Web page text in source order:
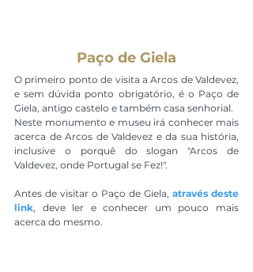
Paço de Giela
O primeiro ponto de visita a Arcos de Valdevez,
e sem dúvida ponto obrigatório, é o Paço de
Giela, antigo castelo e também casa senhorial.
Neste monumento e museu irá conhecer mais
acerca de Arcos de Valdevez e da sua história,
inclusive o porquê do slogan "Arcos de
Valdevez, onde Portugal se Fez!".
Antes de visitar o Paço de Giela, através deste
link, deve ler e conhecer um pouco mais
acerca do mesmo.